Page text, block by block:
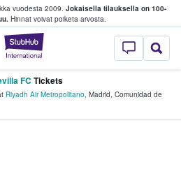
vuodesta 2009. Jokaisella tilauksella on 100-
Hinnat voivat poiketa arvosta.
StubHub -
lippuja
FC Tickets
Riyadh Air Metropolitano, Madrid, Comunidad de